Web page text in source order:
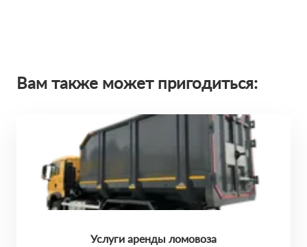
Вам также может пригодиться:
Услуги аренды ломовоза